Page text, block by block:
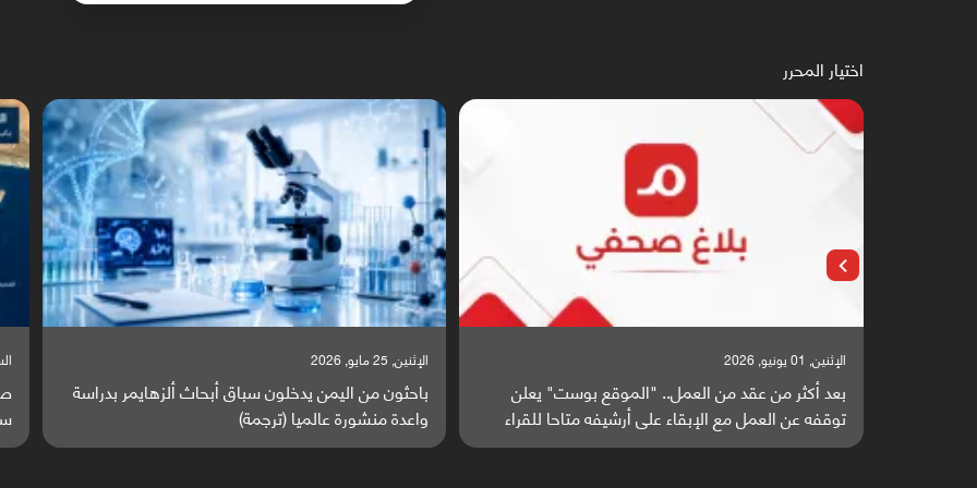
اختيار المحرر
الإثنين, 25 مايو, 2026
باحثون من اليمن يدخلون سباق أبحاث ألزهايمر بدراسة
واعدة منشورة عالميا (ترجمة)
السبت, 23 مايو, 2026
صراع دولي يتصاعد قرب اليمن والبحر الأحمر يتحول إلى
ساحة مواجهة عالمية (ترجمة)